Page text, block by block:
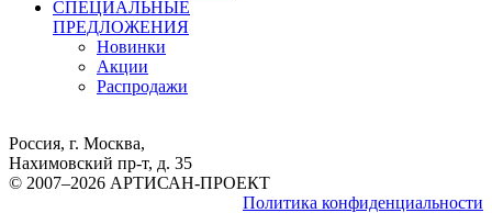
СПЕЦИАЛЬНЫЕ
ПРЕДЛОЖЕНИЯ
Новинки
Акции
Распродажи
Россия, г. Москва,
Нахимовский пр-т, д. 35
© 2007–2026 АРТИСАН-ПРОЕКТ
Политика конфиденциальности